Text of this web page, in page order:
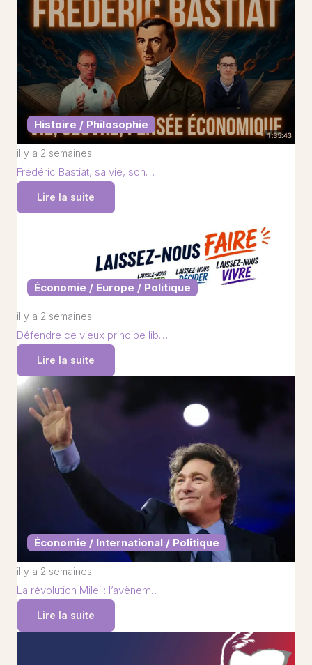
Histoire / Philosophie
il y a 2 semaines
Frédéric Bastiat, sa vie, son…
Lire la suite
Économie / Europe / Politique
il y a 2 semaines
Défendre ce vieux principe lib…
Lire la suite
Économie / International / Politique
il y a 2 semaines
La révolution Milei : l’avènem…
Lire la suite